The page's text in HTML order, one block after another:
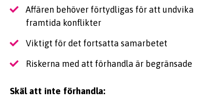
Affären behöver förtydligas för att undvika
framtida konflikter
Viktigt för det fortsatta samarbetet
Riskerna med att förhandla är begränsade
Skäl att inte förhandla: